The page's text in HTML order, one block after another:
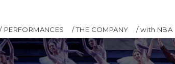
PERFORMANCES THE COMPANY with NBA